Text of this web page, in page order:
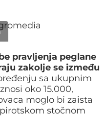
pravljenja peglane
zakolje se između
sa ukupnim
oko 15.000,
moglo bi zaista
stočnom